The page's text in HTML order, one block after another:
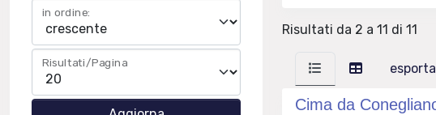
in ordine:
Risultati/Pagina
Risultati da 2 a 11 di 11
Cima da